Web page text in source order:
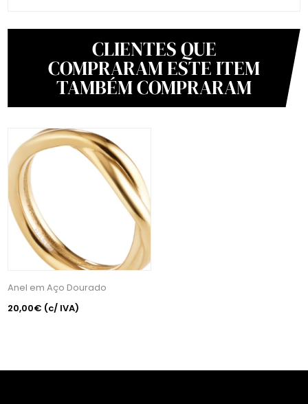
CLIENTES QUE
COMPRARAM ESTE ITEM
TAMBÉM COMPRARAM
Anel em Aço Dourado
20,00€ (c/ IVA)